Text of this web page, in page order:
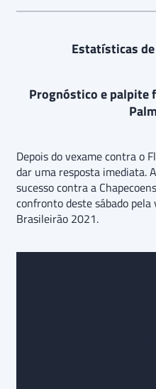
Estatísticas
Prognóstico e palpite
Depois do vexame contra o
dar uma resposta imediata.
sucesso contra a
confronto deste sábado
Brasileirão 2021.